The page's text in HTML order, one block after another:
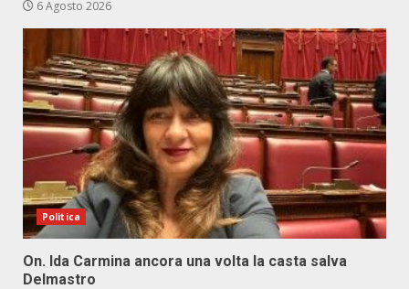
6 Agosto 2026
Politica
On. Ida Carmina ancora una volta la casta salva
Delmastro